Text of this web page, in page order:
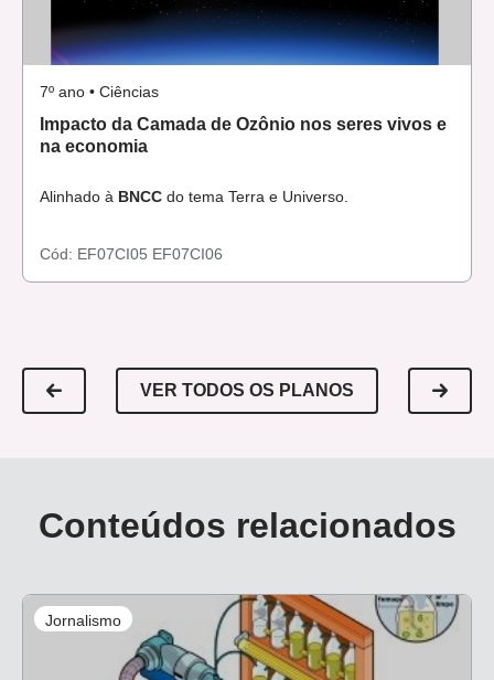
7º ano • Ciências
Impacto da Camada de Ozônio nos seres vivos e
na economia
Alinhado à BNCC do tema Terra e Universo.
Cód: EF07CI05 EF07CI06
VER TODOS OS PLANOS
Conteúdos relacionados
Jornalismo